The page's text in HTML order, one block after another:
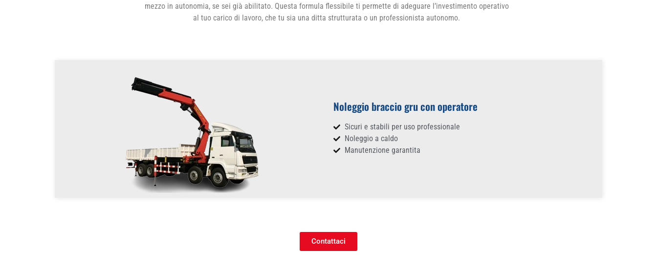
mezzo in autonomia, se sei già abilitato. Questa formula flessibile ti permette di adeguare l’investimento operativo
al tuo carico di lavoro, che tu sia una ditta strutturata o un professionista autonomo.
Noleggio braccio gru con operatore
Sicuri e stabili per uso professionale
Noleggio a caldo
Manutenzione garantita
Contattaci